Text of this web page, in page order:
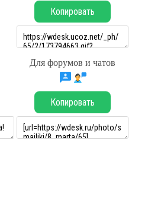
Копировать
Для форумов и чатов
Копировать